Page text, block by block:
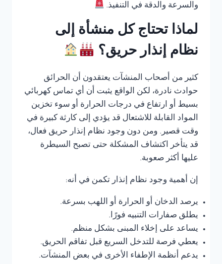
والسرعة والدقة في التنفيذ.
لماذا تحتاج كل منشأة إلى
نظام إنذار حريق؟
كثير من أصحاب المنشآت يعتقدون أن الحرائق
حوادث نادرة، لكن الواقع يثبت أن أي تماس كهربائي
بسيط أو ارتفاع في درجات الحرارة أو سوء تخزين
المواد القابلة للاشتعال قد يؤدي إلى كارثة كبيرة في
وقت قصير. ومن دون وجود نظام إنذار حريق فعال،
قد يتأخر اكتشاف المشكلة حتى تصبح السيطرة
عليها أكثر صعوبة.
إن أهمية وجود نظام إنذار تكمن في أنه:
يرصد الدخان أو الحرارة أو اللهب بسرعة.
يطلق صفارات التنبيه فورًا.
يساعد على إخلاء المبنى بشكل منظم.
يعطي فرصة للتدخل السريع قبل تفاقم الحريق.
يدعم أنظمة الإطفاء الأخرى في بعض المنشآت.